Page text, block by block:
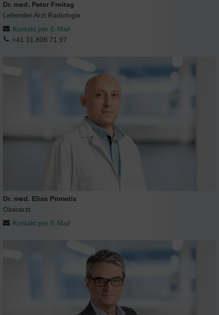
Dr. med. Peter Freitag
Leitender Arzt Radiologie
Kontakt per E-Mail
+41 31 808 71 97
Dr. med. Elias Primetis
Oberarzt
Kontakt per E-Mail